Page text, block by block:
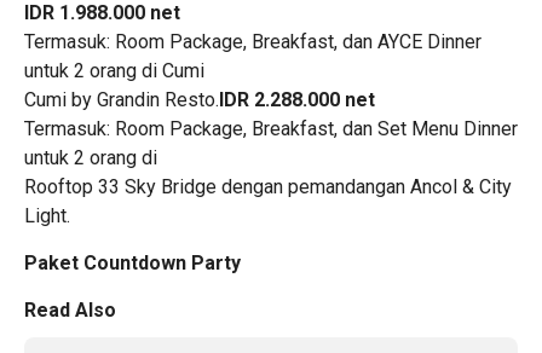
IDR 1.988.000 net
Termasuk: Room Package, Breakfast, dan AYCE Dinner
untuk 2 orang di Cumi
Cumi by Grandin Resto. IDR 2.288.000 net
Termasuk: Room Package, Breakfast, dan Set Menu Dinner
untuk 2 orang di
Rooftop 33 Sky Bridge dengan pemandangan Ancol & City
Light.
Paket Countdown Party
Read Also